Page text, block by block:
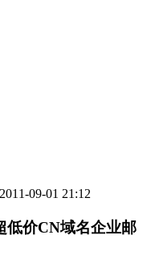
09-01 21:12
低价CN域名企业邮